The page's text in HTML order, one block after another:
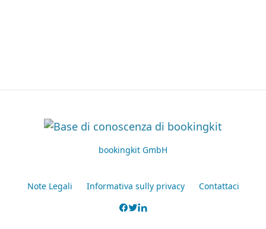
bookingkit GmbH
Note Legali Informativa sully privacy Contattaci